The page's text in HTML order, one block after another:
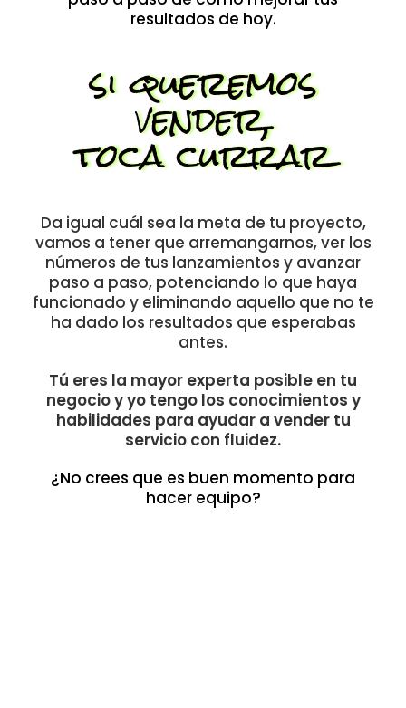
resultados de hoy.
si queremos
vender,
toca currar
Da igual cuál sea la meta de tu proyecto,
vamos a tener que arremangarnos, ver los
números de tus lanzamientos y avanzar
paso a paso, potenciando lo que haya
funcionado y eliminando aquello que no te
ha dado los resultados que esperabas
antes.
Tú eres la mayor experta posible en tu
negocio yyo tengo los conocimientos y
habilidades para ayudar a vender tu
servicio con fluidez.
¿No crees que es buen momento para
hacer equipo?